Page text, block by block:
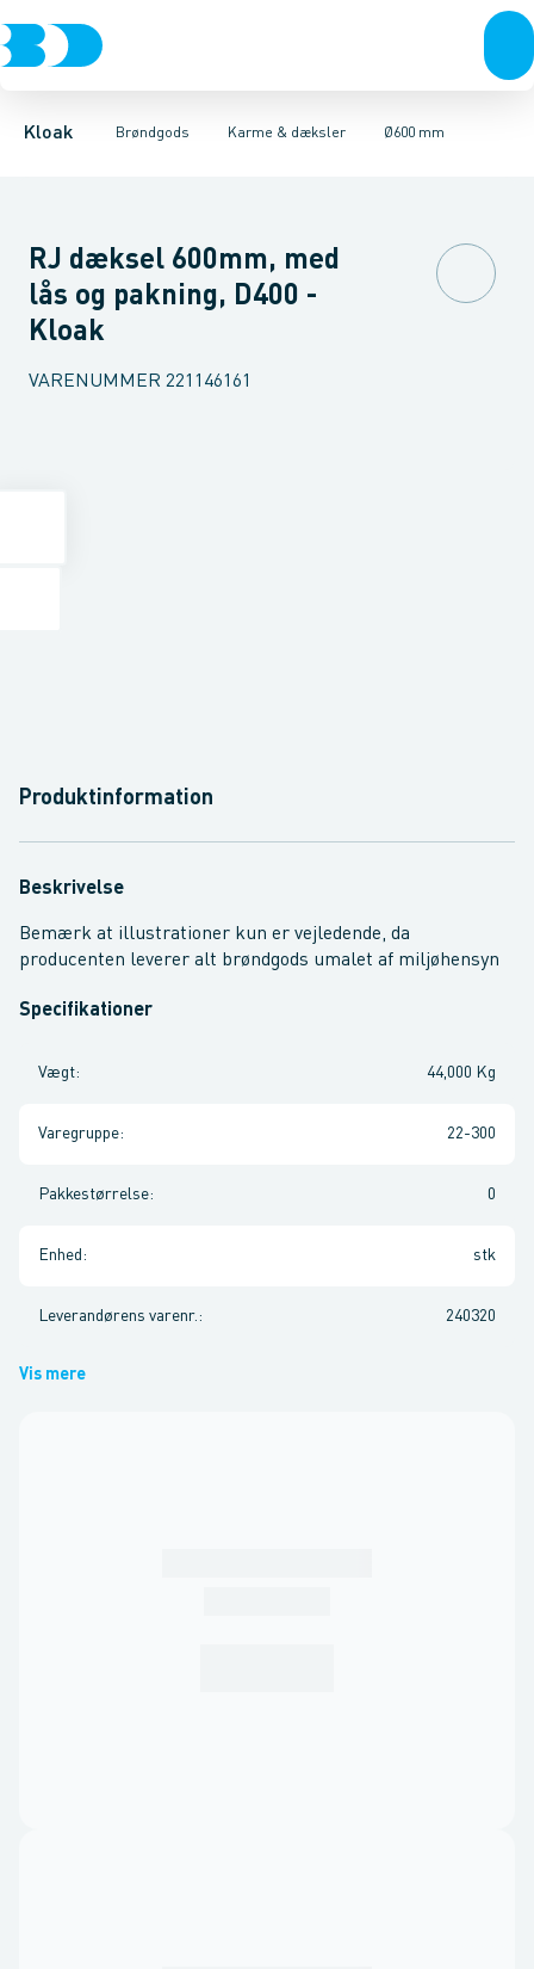
Kloak Brøndgods
Rør & fittingsBrønde BrøndgodsLinjeafvandingTanke,
Karme & dæksler
Kegler, dæksler & topringeKarme & dækslerØ600 mm
Ø280 mm Ø315 mmØ400 mmØ425 mmØ600 mm Ø800 mm
RJ dæksel 600mm, med
lås og pakning, D400 -
Kloak
VARENUMMER 221146161
Produktinformation
Beskrivelse
Bemærk at illustrationer kun er vejledende, da
producenten leverer alt brøndgods umalet af miljøhensyn
Specifikationer
Vægt: 44,000 Kg
Varegruppe: 22-300
Pakkestørrelse: 0
Enhed : stk
Leverandørens varenr. : 240320
Vis mere